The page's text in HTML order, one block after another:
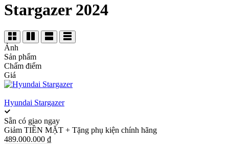
Stargazer 2024
Ảnh
Sản phẩm
Chấm điểm
Giá
Hyundai Stargazer
Sẵn có giao ngay
Giảm TIỀN MẶT + Tặng phụ kiện chính hãng
489.000.000 ₫